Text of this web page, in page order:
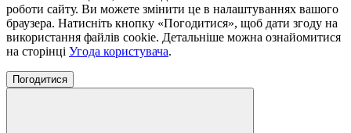
роботи сайту. Ви можете змінити це в налаштуваннях вашого
браузера. Натисніть кнопку «Погодитися», щоб дати згоду на
використання файлів cookie. Детальніше можна ознайомитися
на сторінці Угода користувача.
Погодитися